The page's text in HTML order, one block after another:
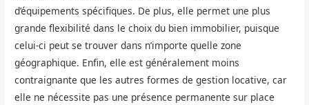
d’équipements spécifiques. De plus, elle permet une plus
grande flexibilité dans le choix du bien immobilier, puisque
celui-ci peut se trouver dans n’importe quelle zone
géographique. Enfin, elle est généralement moins
contraignante que les autres formes de gestion locative, car
elle ne nécessite pas une présence permanente sur place